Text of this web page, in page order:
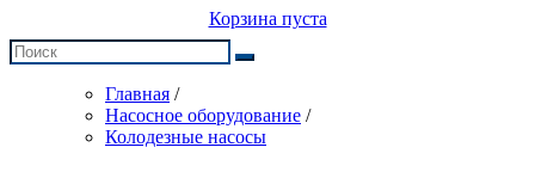
Корзина пуста
Главная /
Насосное оборудование /
Колодезные насосы